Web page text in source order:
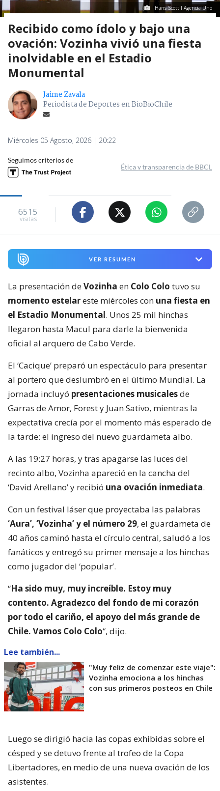
Hans Scott I Agencia Uno
Recibido como ídolo y bajo una
ovación: Vozinha vivió una fiesta
inolvidable en el Estadio
Monumental
Jaime Zavala
Periodista de Deportes en BioBioChile
Miércoles 05 Agosto, 2026 | 20:22
Seguimos criterios de
Ética y transparencia de BBCL
6515
visitas
VER RESUMEN
La presentación deVozinha en Colo Colo tuvo su
momento estelareste miércoles con una fiesta en
el Estadio Monumental. Unos 25 mil hinchas
llegaron hasta Macul para darle la bienvenida
oficial al arquero de Cabo Verde.
El ‘Cacique’ preparó un espectáculo para presentar
al portero que deslumbró en el último Mundial. La
jornada incluyó presentaciones musicalesde
Garras de Amor, Forest y Juan Sativo, mientras la
expectativa crecía por el momento más esperado de
la tarde: el ingreso del nuevo guardameta albo.
A las 19:27 horas, y tras apagarse las luces del
recinto albo, Vozinha apareció en la cancha del
‘David Arellano’ y recibió una ovación inmediata.
Con un festival láser que proyectaba las palabras
‘Aura’, ‘Vozinha’ y el número 29, el guardameta de
40 años caminó hasta el círculo central, saludó a los
fanáticos y entregó su primer mensaje a los hinchas
como jugador del ‘popular’.
“Ha sido muy, muy increíble. Estoy muy
contento. Agradezco del fondo de mi corazón
por todo el cariño, el apoyo del más grande de
Chile. Vamos Colo Colo“, dijo.
Lee también...
"Muy feliz de comenzar este viaje":
Vozinha emociona a los hinchas
con sus primeros posteos en Chile
Luego se dirigió hacia las copas exhibidas sobre el
césped y se detuvo frente al trofeo de la Copa
Libertadores, en medio de una nueva ovación de los
asistentes.